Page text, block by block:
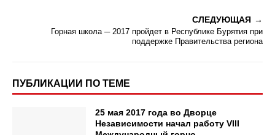
СЛЕДУЮЩАЯ
Горная школа ─ 2017 пройдет в Республике Бурятия при
поддержке Правительства региона
ПУБЛИКАЦИИ ПО ТЕМЕ
25 мая 2017 года во Дворце
Независимости начал работу VIII